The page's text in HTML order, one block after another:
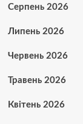
Серпень 2026
Липень 2026
Червень 2026
Травень 2026
Квітень 2026